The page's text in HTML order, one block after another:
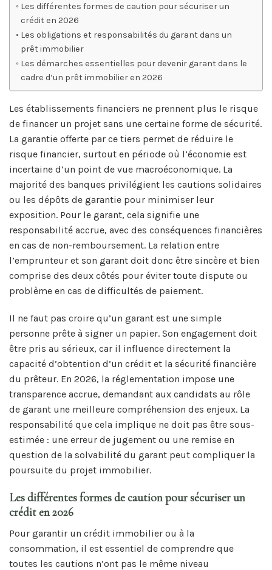
Les différentes formes de caution pour sécuriser un
crédit en 2026
Les obligations et responsabilités du garant dans un
prêt immobilier
Les démarches essentielles pour devenir garant dans le
cadre d’un prêt immobilier en 2026
Les établissements financiers ne prennent plus le risque
de financer un projet sans une certaine forme de sécurité.
La garantie offerte par ce tiers permet de réduire le
risque financier, surtout en période où l’économie est
incertaine d’un point de vue macroéconomique. La
majorité des banques privilégient les cautions solidaires
ou les dépôts de garantie pour minimiser leur
exposition. Pour le garant, cela signifie une
responsabilité accrue, avec des conséquences financières
en cas de non-remboursement. La relation entre
l’emprunteur et son garant doit donc être sincère et bien
comprise des deux côtés pour éviter toute dispute ou
problème en cas de difficultés de paiement.
Il ne faut pas croire qu’un garant est une simple
personne prête à signer un papier. Son engagement doit
être pris au sérieux, car il influence directement la
capacité d’obtention d’un crédit et la sécurité financière
du prêteur. En 2026, la réglementation impose une
transparence accrue, demandant aux candidats au rôle
de garant une meilleure compréhension des enjeux. La
responsabilité que cela implique ne doit pas être sous-
estimée : une erreur de jugement ou une remise en
question de la solvabilité du garant peut compliquer la
poursuite du projet immobilier.
Les différentes formes de caution pour sécuriser un
crédit en 2026
Pour garantir un crédit immobilier ou à la
consommation, il est essentiel de comprendre que
toutes les cautions n’ont pas le même niveau